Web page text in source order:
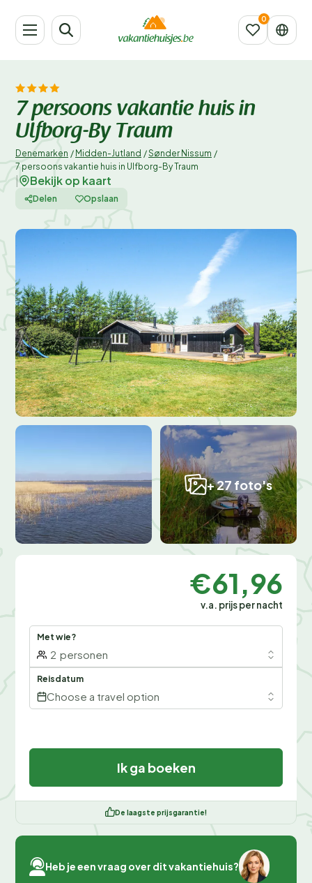
7 persoons vakantie huis in
Ulfborg-By Traum
Denemarken / Midden-Jutland /Sønder Nissum /
7 persoons vakantie huis in Ulfborg-By Traum
Bekijk op kaart
Delen Opslaan
+ 27 foto's
€61,96
v.a. prijs per nacht
Met wie?
2 personen
Reisdatum
Choose a travel option
Ik ga boeken
De laagste prijsgarantie!
Heb je een vraag over dit vakantiehuis?